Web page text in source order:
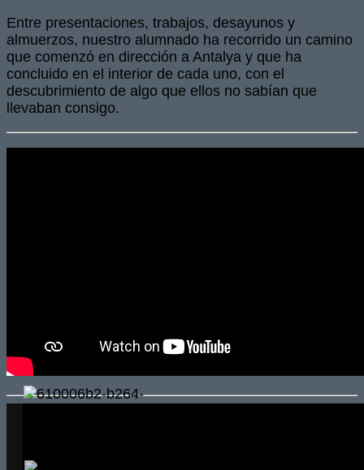
Entre presentaciones, trabajos, desayunos y
almuerzos, nuestro alumnado ha recorrido un camino
que comenzó en dirección a Antalya y que ha
concluido en el interior de cada uno, con el
descubrimiento de algo que ellos no sabían que
llevaban consigo.